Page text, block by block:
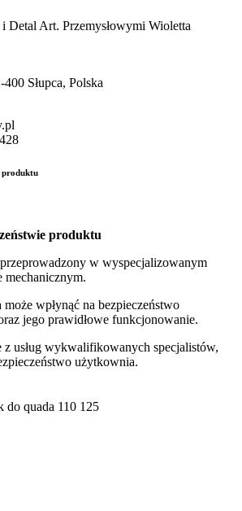
Detal Art. Przemysłowymi Wioletta
Słupca, Polska
produktu
produktu
w wyspecjalizowanym
mechanicznym.
wpłynąć na bezpieczeństwo
jego prawidłowe funkcjonowanie.
z usług wykwalifikowanych specjalistów,
użytkownia.